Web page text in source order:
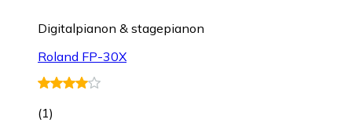
Digitalpianon & stagepianon
Roland FP-30X
(1)